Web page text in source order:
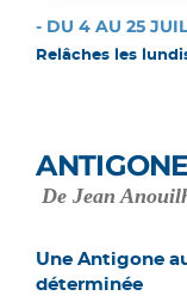
- DU 4 AU 25
Relâches les
ANTIGONE
De Jean
Une Antigone
déterminée